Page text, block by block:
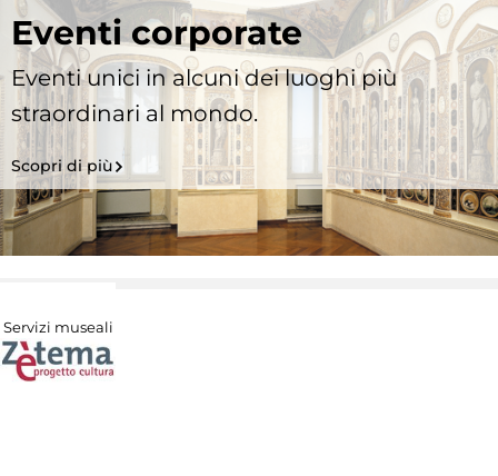
Eventi corporate
Eventi unici in alcuni dei luoghi più
straordinari al mondo.
Scopri di più
Servizi museali